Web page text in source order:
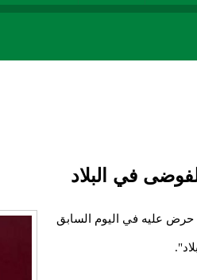
في البلاد
حرض عليه في اليوم السابق